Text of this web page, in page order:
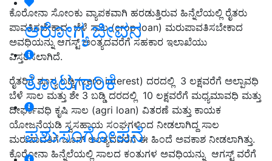
ಆರೋಗ್ಯ ಜೀವನ
ತೋಟಗಾರಿಕೆ
ಪಶುಸಂಗೋಪನೆ
ಕೊರೋನಾ ಸೋಂಕು ವ್ಯಾಪಕವಾಗಿ ಹರಡುತ್ತಿರುವ ಹಿನ್ನೆಲೆಯಲ್ಲಿ ರೈತರು
ಪಾವತಿಸಬೇಕಾದ ಬೆಳೆ ಸಾಲ (crop loan) ಮರುಪಾವತಿಸಬೇಕಾದ
ಅವಧಿಯನ್ನು ಆಗಸ್ಟ್‌ ಅಂತ್ಯದವರೆಗೆ ಸಹಕಾರ ಇಲಾಖೆಯು
ವಿಸ್ತರಿಸಲಾಗಿದೆ.
ರೈತರಿಗೆ ಶೂನ್ಯ ಬಡ್ಡಿ (zero interest) ದರದಲ್ಲಿ 3 ಲಕ್ಷವರೆಗೆ ಅಲ್ಪಾವಧಿ
ಬೆಳೆ ಸಾಲ ಮತ್ತು ಶೇ 3 ಬಡ್ಡಿ ದರದಲ್ಲಿ 10 ಲಕ್ಷವರೆಗೆ ಮಧ್ಯಮಾವಧಿ ಮತ್ತು
ದೀರ್ಘಾವಧಿ ಕೃಷಿ ಸಾಲ (agri loan) ವಿತರಣೆ ಮತ್ತು ಕಾಯಕ
ಯೋಜನೆಯಡಿ ಸ್ವಸಹಾಯ ಸಂಘಗಳಿಂದ ನೀಡಲಾಗಿದ್ದ ಸಾಲ
ಮರುಪಾವತಿಗೆ ಜೂನ್‌ ಅಂತ್ಯದವರೆಗೆ ಈ ಹಿಂದೆ ಅವಕಾಶ ನೀಡಲಾಗಿತ್ತು.
ಕೊರೋನಾ ಹಿನ್ನೆಲೆಯಲ್ಲಿ ಸಾಲದ ಕಂತುಗಳ ಅವಧಿಯನ್ನು ಆಗಸ್ಟ್ ವರೆಗೆ